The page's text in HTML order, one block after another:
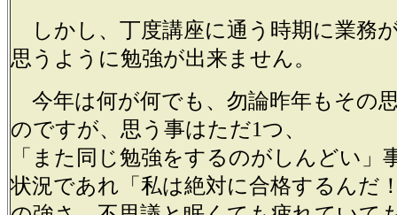
しかし、丁度講座に通う時期に業務
思うように勉強が出来ません。
今年は何が何でも、勿論昨年もその
のですが、思う事はただ1つ、
「また同じ勉強をするのがしんどい」
状況であれ「私は絶対に合格するんだ